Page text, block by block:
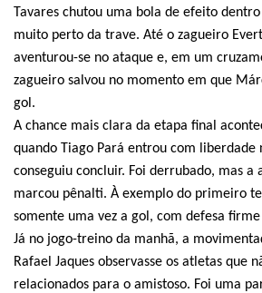
Tavares chutou uma bola de efeito
muito perto da trave. Até o zagueiro
aventurou-se no ataque e, em um
zagueiro salvou no momento em que
gol.
A chance mais clara da etapa final
quando Tiago Pará entrou com liberdade
conseguiu concluir. Foi derrubado, mas a
marcou pênalti. À exemplo do primeiro
somente uma vez a gol, com defesa firme
Já no jogo-treino da manhã, a
Rafael Jaques observasse os atletas que
relacionados para o amistoso. Foi uma